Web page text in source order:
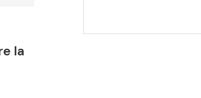
la